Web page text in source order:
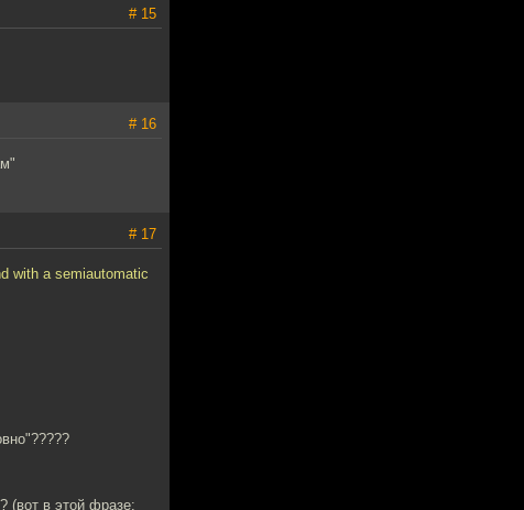
# 15
# 16
# 17
with a semiautomatic
(вот в этой фразе: